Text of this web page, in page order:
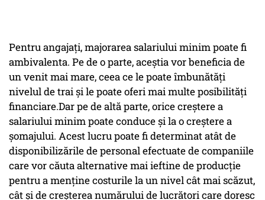
Pentru angajați, majorarea salariului minim poate fi
ambivalenta. Pe de o parte, aceştia vor beneficia de
un venit mai mare, ceea ce le poate îmbunătăți
nivelul de trai și le poate oferi mai multe posibilități
financiare.Dar pe de altă parte, orice creștere a
salariului minim poate conduce şi la o creștere a
șomajului. Acest lucru poate fi determinat atât de
disponibilizările de personal efectuate de companiile
care vor căuta alternative mai ieftine de producţie
pentru a menţine costurile la un nivel cât mai scăzut,
cât și de creșterea numărului de lucrători care doresc